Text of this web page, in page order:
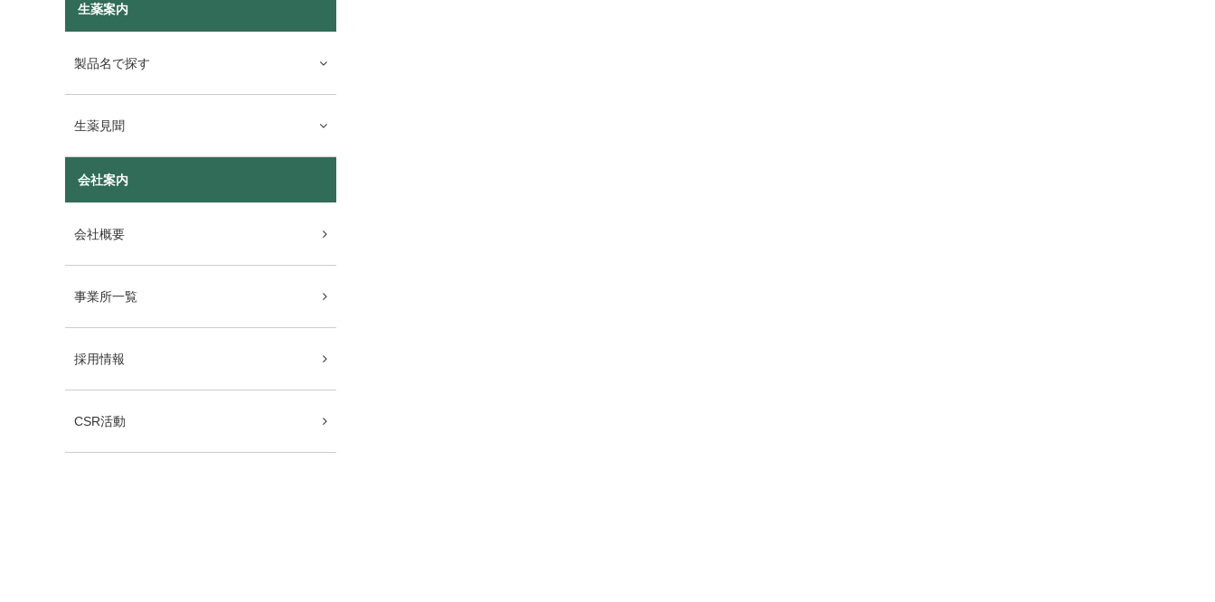
生薬案内
製品名で探す
生薬見聞
会社案内
会社概要
事業所一覧
採用情報
CSR活動